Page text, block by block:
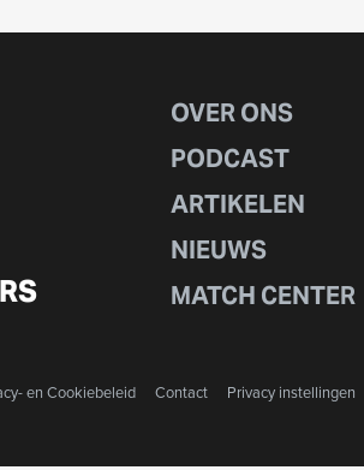
OVER ONS
PODCAST
ARTIKELEN
NIEUWS
MATCH CENTER
en Cookiebeleid Contact Privacy instellingen